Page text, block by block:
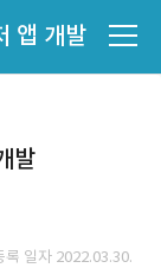
앱 개발
발
록 일자 2022.03.30.